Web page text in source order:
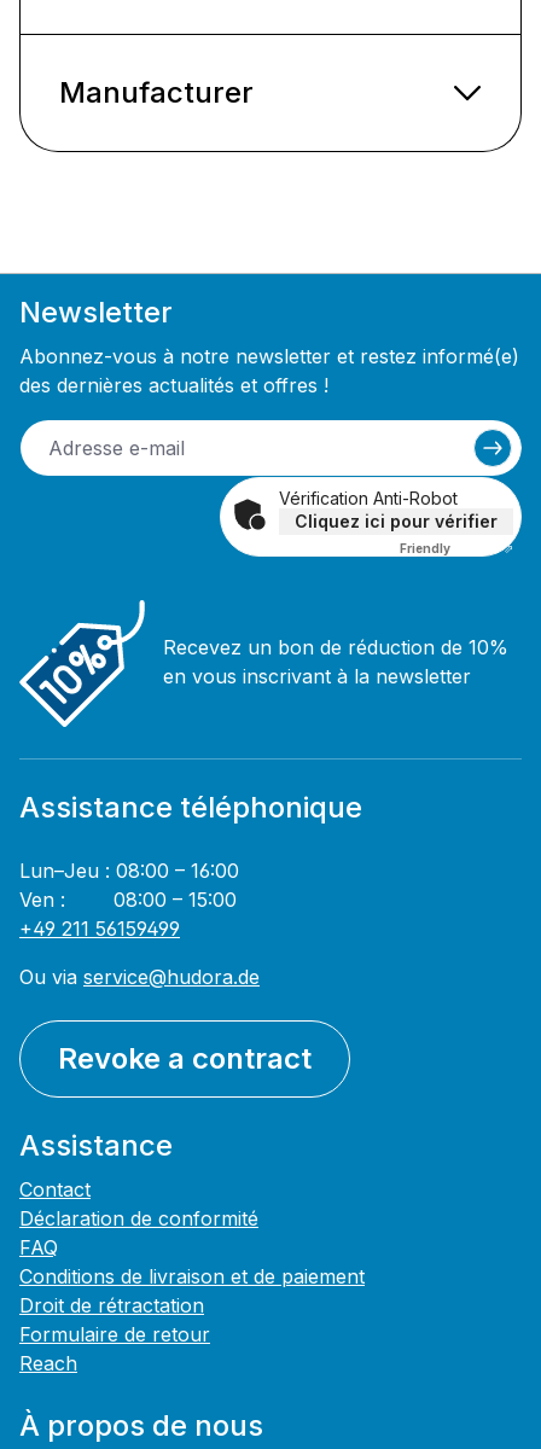
Manufacturer
Newsletter
Abonnez-vous à notre newsletter et restez informé(e)
des dernières actualités et offres !
Vérification Anti-Robot
Cliquez ici pour vérifier
Friendly Captcha ⇗
Recevez un bon de réduction de 10%
en vous inscrivant à la newsletter
Assistance téléphonique
Lun–Jeu : 08:00 – 16:00
Ven : 08:00 – 15:00
+49 211 56159499
Ou via service@hudora.de
Revoke a contract
Assistance
Contact
Déclaration de conformité
FAQ
Conditions de livraison et de paiement
Droit de rétractation
Formulaire de retour
Reach
À propos de nous